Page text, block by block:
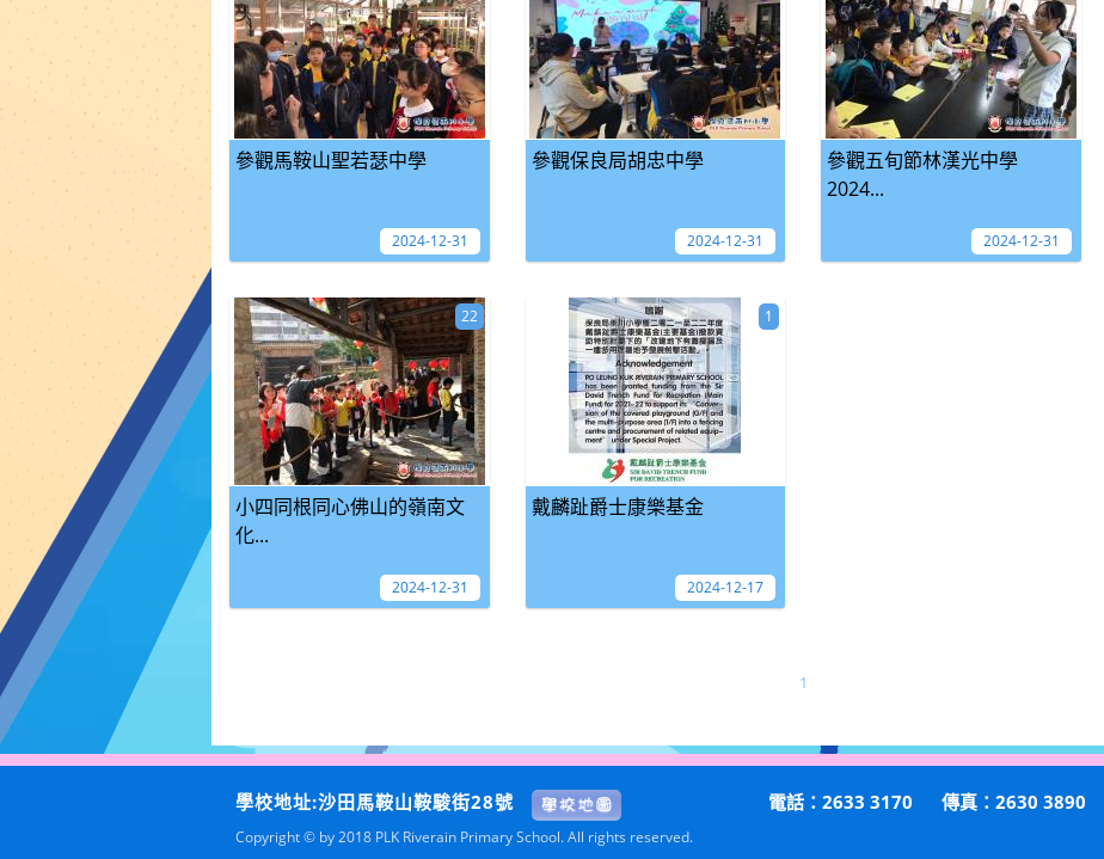
參觀馬鞍山聖若瑟中學
2024-12-31
參觀保良局胡忠中學
2024-12-31
參觀五旬節林漢光中學
2024...
2024-12-31
小四同根同心佛山的嶺南文
化...
22
2024-12-31
戴麟趾爵士康樂基金
1
2024-12-17
1
學校地址:沙田馬鞍山鞍駿街28號 電話：2633 3170 傳真：2630 3890
Copyright © by 2018 PLK Riverain Primary School. All rights reserved.